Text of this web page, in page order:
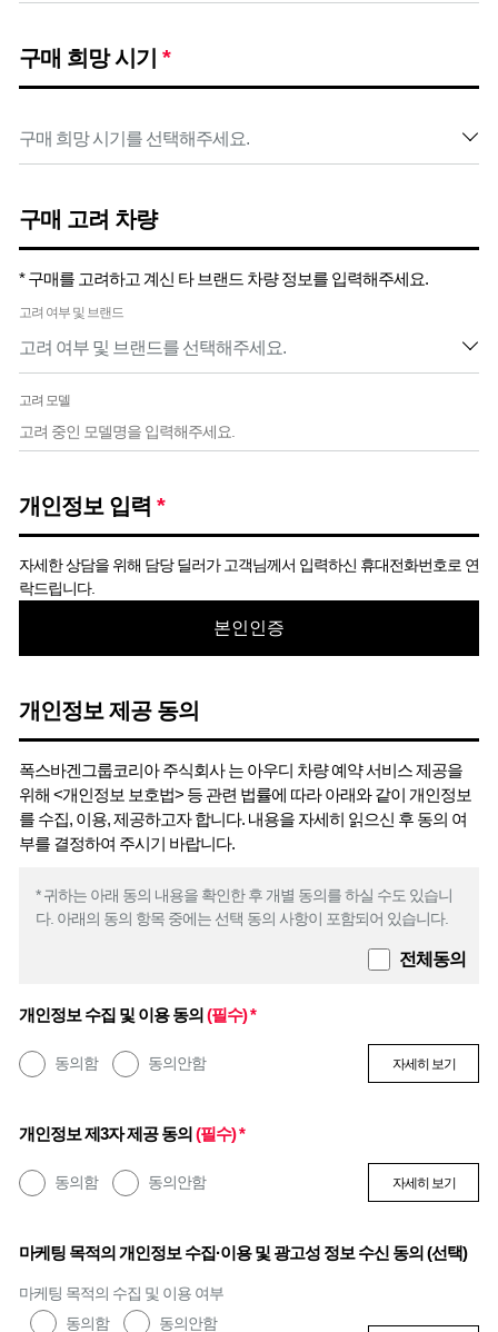
구매 희망 시기 *
구매 고려 차량
* 구매를 고려하고 계신 타 브랜드 차량 정보를 입력해주세요.
고려 여부 및 브랜드
고려 모델
개인정보 입력 *
자세한 상담을 위해 담당 딜러가 고객님께서 입력하신 휴대전화번호로 연
락드립니다.
본인인증
개인정보 제공 동의
폭스바겐그룹코리아 주식회사 는 아우디 차량 예약 서비스 제공을
위해 <개인정보 보호법> 등 관련 법률에 따라 아래와 같이 개인정보
를 수집, 이용, 제공하고자 합니다. 내용을 자세히 읽으신 후 동의 여
부를 결정하여 주시기 바랍니다.
* 귀하는 아래 동의 내용을 확인한 후 개별 동의를 하실 수도 있습니
다. 아래의 동의 항목 중에는 선택 동의 사항이 포함되어 있습니다.
전체동의
개인정보 수집 및 이용 동의 (필수) *
동의함 동의안함 자세히 보기
개인정보 제3자 제공 동의 (필수) *
동의함 동의안함 자세히 보기
마케팅 목적의 개인정보 수집·이용 및 광고성 정보 수신 동의 (선택)
마케팅 목적의 수집 및 이용 여부
동의함
동의안함